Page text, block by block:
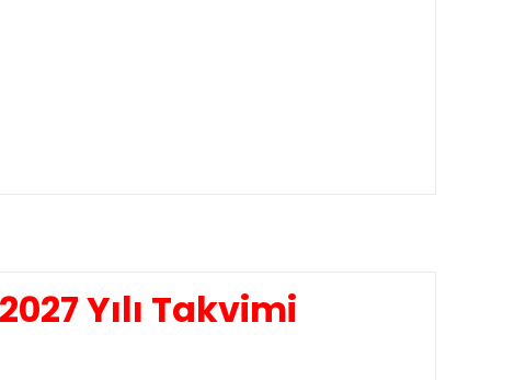
Yılı Takvimi